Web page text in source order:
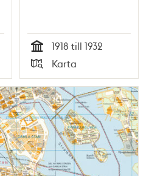
Tid
1918 till 1932
Typ
Karta